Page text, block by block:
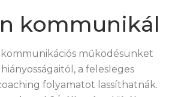
kommunikál
működésünket
a felesleges
folyamatot lassíthatnák.